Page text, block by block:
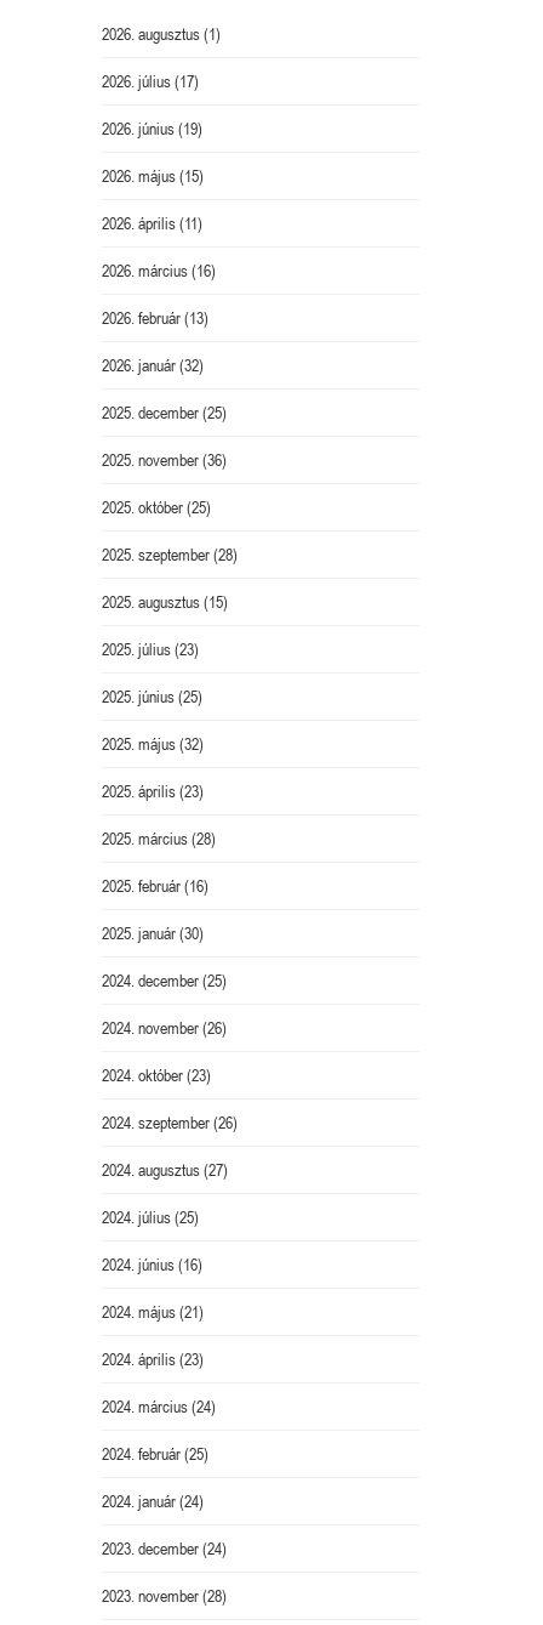
2026. augusztus(1)
2026. július(17)
2026. június(19)
2026. május(15)
2026. április(11)
2026. március(16)
2026. február(13)
2026. január(32)
2025. december(25)
2025. november(36)
2025. október(25)
2025. szeptember(28)
2025. augusztus(15)
2025. július(23)
2025. június(25)
2025. május(32)
2025. április(23)
2025. március(28)
2025. február(16)
2025. január(30)
2024. december(25)
2024. november(26)
2024. október(23)
2024. szeptember(26)
2024. augusztus(27)
2024. július(25)
2024. június(16)
2024. május(21)
2024. április(23)
2024. március(24)
2024. február(25)
2024. január(24)
2023. december(24)
2023. november(28)